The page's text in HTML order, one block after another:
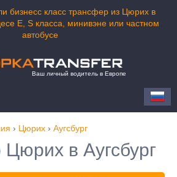
бизнесс класс трансфер из Цюрих в
E, S класса, минивэне или частном
автобусе
Ваш личный водитель в Европе
› Цюрих › Аугсбург
в Аугсбург